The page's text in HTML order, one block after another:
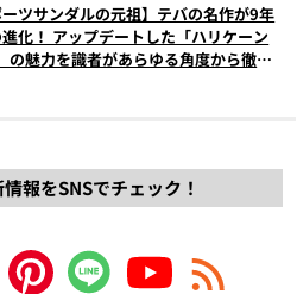
ーツサンダルの元祖】テバの名作が9年
化！ アップデートした「ハリケーン
の魅力を識者があらゆる角度から徹底
報をSNSでチェック！